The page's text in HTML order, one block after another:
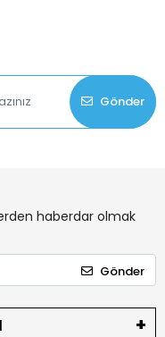
Gönder
haberdar olmak
Gönder